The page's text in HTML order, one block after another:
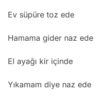
Ev süpüre toz ede
Hamama gider naz ede
El ayağı kir içinde
Yıkamam diye naz ede